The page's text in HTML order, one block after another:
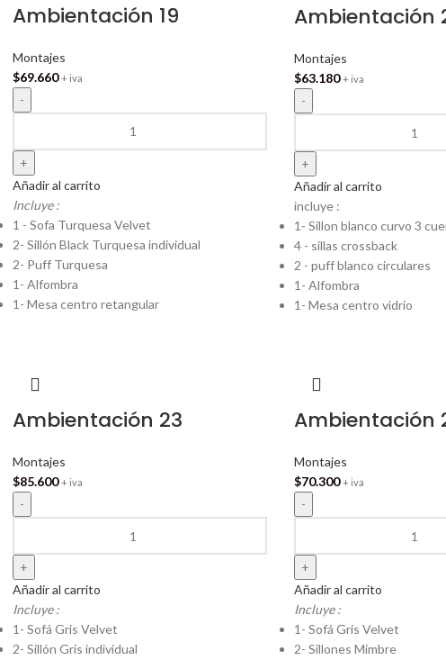
Ambientación 19
Montajes
$69.660 + iva
Añadir al carrito
Incluye :
1 - Sofa Turquesa Velvet
2- Sillón Black Turquesa individual
2- Puff Turquesa
1- Alfombra
1- Mesa centro retangular
Ambientación
Montajes
$63.180 + iva
Añadir al carrito
incluye :
1- Sillon blanco curvo 3
4 - sillas crossback
2 - puff blanco circulares
1- Alfombra
1- Mesa centro vidrio
Ambientación 23
Montajes
$85.600 + iva
Añadir al carrito
Incluye :
1- Sofá Gris Velvet
2- Sillón Gris individual
Ambientación
Montajes
$70.300 + iva
Añadir al carrito
Incluye :
1- Sofá Gris Velvet
2- Sillones Mimbre